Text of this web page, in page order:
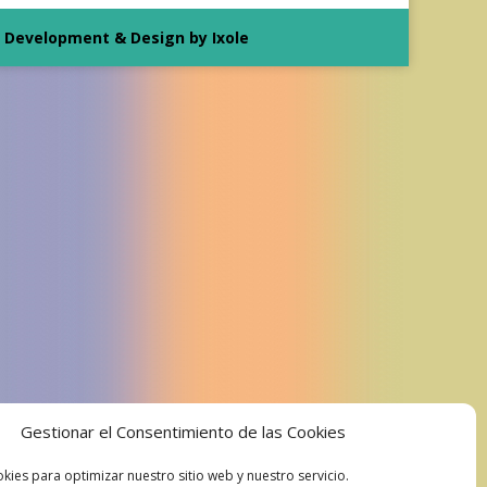
Gestionar el Consentimiento de las Cookies
para optimizar nuestro sitio web y nuestro servicio.
Development & Design by Ixole